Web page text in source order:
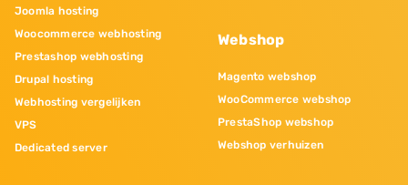
Joomla hosting
Woocommerce webhosting
Prestashop webhosting
Drupal hosting
Webhosting vergelijken
VPS
Dedicated server
Webshop
Magento webshop
WooCommerce webshop
PrestaShop webshop
Webshop verhuizen